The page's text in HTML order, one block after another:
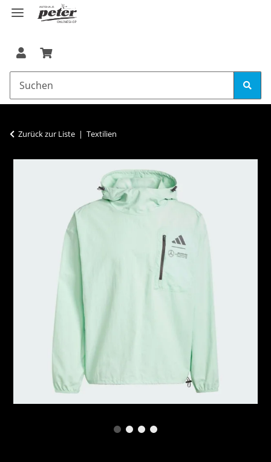
Zurück zur Liste Textilien